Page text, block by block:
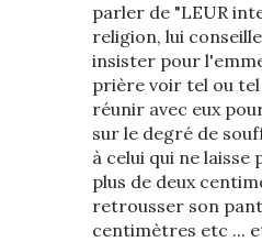
parler de "LEUR
religion, lui
insister pour
prière voir tel ou
réunir avec eux
sur le degré de
à celui qui ne laisse
plus de deux
retrousser son
centimètres etc ...